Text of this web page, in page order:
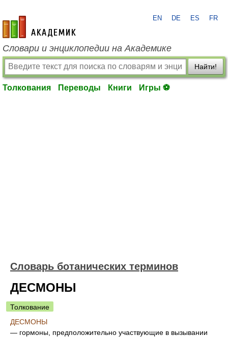
academic.ru
EN DE ES FR
Словари и энциклопедии на Академике
Найти!
Толкования Переводы Книги Игры ⚽
Словарь ботанических терминов
ДЕСМОНЫ
Толкование
ДЕСМОНЫ
— гормоны, предположительно участвующие в вызывании